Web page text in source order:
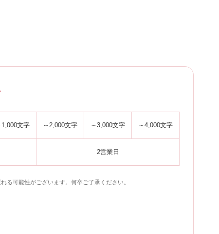
1,000文字 ～2,000文字 ～3,000文字 ～4,000文字
2営業日
可能性がございます。何卒ご了承ください。